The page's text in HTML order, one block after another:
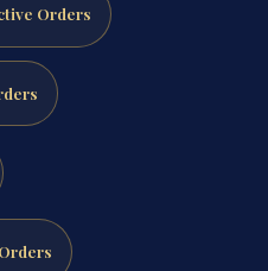
Orders